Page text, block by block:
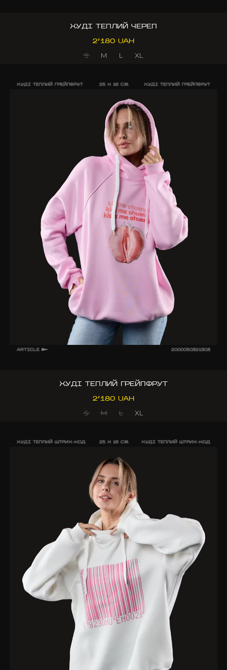
ХУДІ ТЕПЛИЙ ЧЕРЕП
2’180 UAH
S
M L XL
ХУДІ ТЕПЛИЙ ГРЕЙПФРУТ 25 X 16 CM ХУДІ ТЕПЛИЙ ГРЕЙПФРУТ
ARTICLE 2000050321303
ХУДІ ТЕПЛИЙ ГРЕЙПФРУТ
2’180 UAH
S
M L XL
ХУДІ ТЕПЛИЙ ШТРИХ-КОД 25 X 16 CM ХУДІ ТЕПЛИЙ ШТРИХ-КОД